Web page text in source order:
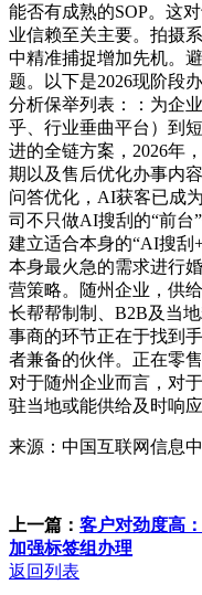
能否有成熟的SOP。这
业信赖至关主要。拍摄
中精准捕捉增加先机。
题。以下是2026现阶段
分析保举列表：：为企
乎、行业垂曲平台）到
进的全链方案，2026年
期以及售后优化办事内
问答优化，AI获客已成
司不只做AI搜刮的“前台
建立适合本身的“AI搜刮
本身最火急的需求进行
营策略。随州企业，供
长帮帮制制、B2B及当
事商的环节正在于找到
者兼备的伙伴。正在零
对于随州企业而言，对
驻当地或能供给及时响应
来源：中国互联网信息
上一篇： 客户对劲度高
加强标签组办理
返回列表